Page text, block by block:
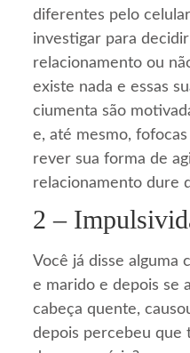
diferentes pelo
investigar para
relacionamento ou
existe nada e essas
ciumenta são
e, até mesmo,
rever sua forma de
relacionamento dure
2 –
Você já disse alguma
e marido e depois se
cabeça quente,
depois percebeu que